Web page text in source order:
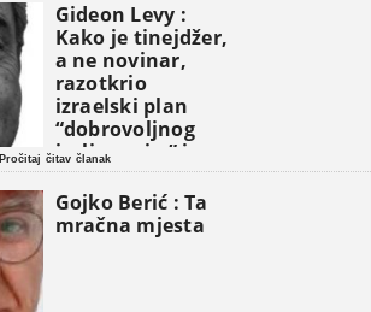
Gideon Levy :
Kako je tinejdžer,
a ne novinar,
razotkrio
izraelski plan
“dobrovoljnog
iseljavanja ” iz
Gaze
Pročitaj čitav članak
Gojko Berić : Ta
mračna mjesta